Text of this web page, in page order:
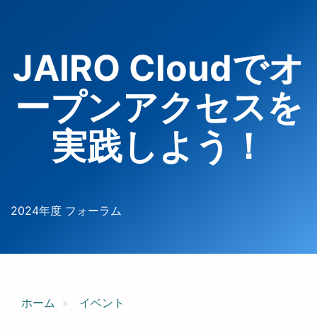
JAIRO Cloudでオ
ープンアクセスを
実践しよう！
2024年度 フォーラム
ホーム イベント